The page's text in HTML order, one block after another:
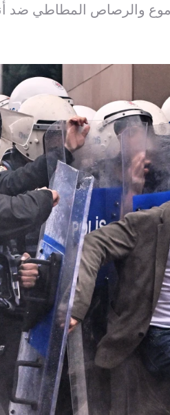
والرصاص المطاطي ضد